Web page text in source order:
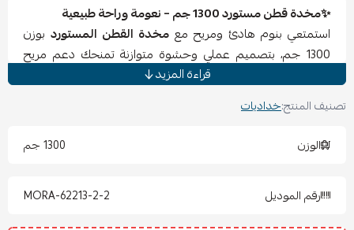
✨مخدة قطن مستورد 1300 جم – نعومة وراحة طبيعية
استمتعي بنوم هادئ ومريح مع مخدة القطن المستورد بوزن
1300 جم، بتصميم عملي وحشوة متوازنة تمنحك دعم مريح
للرأس والرقبة. مصنوعة من قماش خارجي ناعم ولطيف على
✔️ وزن تقريبي 1300 جم يمنحها الفخامة والامتلاء.
✔️ حشوة ناعمة لمزيد من الراحة.
✔️ قماش خارجي قطن بارد لطراوة ولمسة مميزة.
قراءة المزيد
تصنيف المنتج:خداديات
الوزن
1300 جم
رقم الموديل MORA-62213-2-2